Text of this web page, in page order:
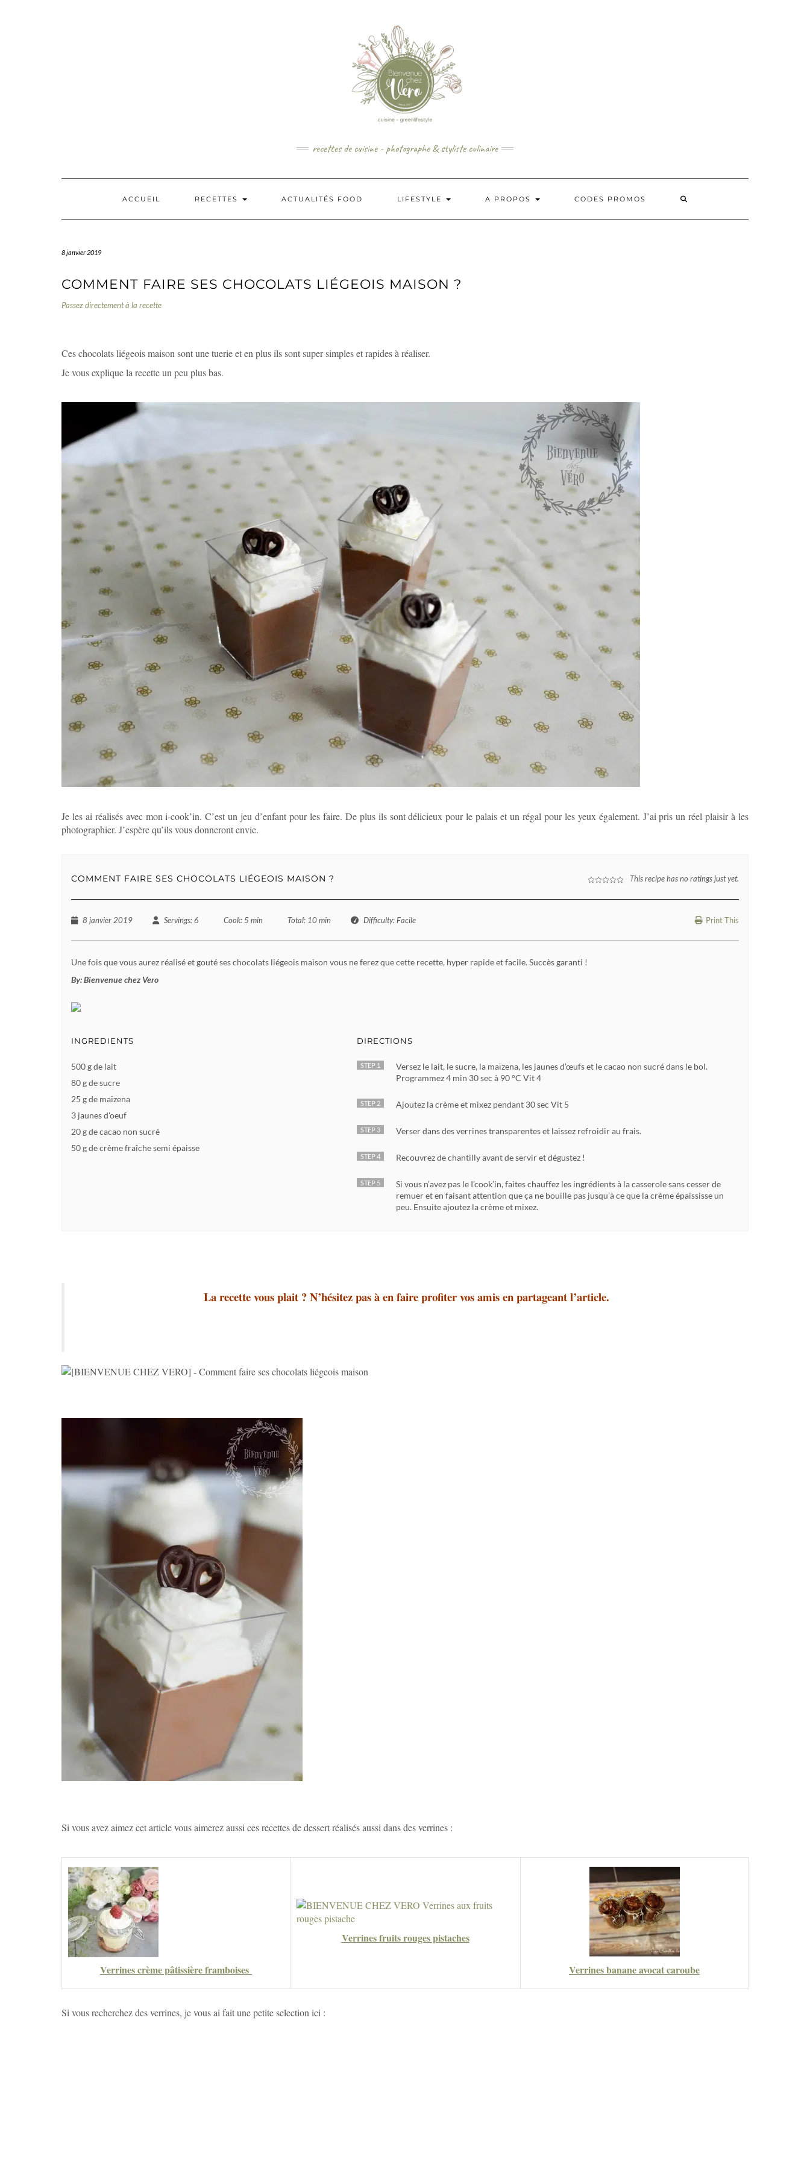
recettes de cuisine - photographe & styliste culinaire
ACCUEIL RECETTES ACTUALITÉS FOOD LIFESTYLE A PROPOS CODES PROMOS
8 janvier 2019
COMMENT FAIRE SES CHOCOLATS LIÉGEOIS MAISON ?
Passez directement à la recette
Ces chocolats liégeois maison sont une tuerie et en plus ils sont super simples et rapides à réaliser.
Je vous explique la recette un peu plus bas.
Je les ai réalisés avec mon i-cook’in. C’est un jeu d’enfant pour les faire. De plus ils sont délicieux pour le palais et un régal pour les yeux également. J’ai pris un réel plaisir à les
photographier. J’espère qu’ils vous donneront envie.
This recipe has no ratings just yet.
COMMENT FAIRE SES CHOCOLATS LIÉGEOIS MAISON ?
8 janvier 2019 Servings: 6 Cook: 5 min Total: 10 min Difficulty: Facile Print This
Une fois que vous aurez réalisé et gouté ses chocolats liégeois maison vous ne ferez que cette recette, hyper rapide et facile. Succès garanti !
By:Bienvenue chez Vero
INGREDIENTS
500 g de lait
80 g de sucre
25 g de maïzena
3 jaunes d'oeuf
20 g de cacao non sucré
50 g de crème fraîche semi épaisse
DIRECTIONS
STEP 1
Versez le lait, le sucre, la maïzena, les jaunes d’œufs et le cacao non sucré dans le bol.
Programmez 4 min 30 sec à 90 °C Vit 4
STEP 2 Ajoutez la crème et mixez pendant 30 sec Vit 5
STEP 3 Verser dans des verrines transparentes et laissez refroidir au frais.
STEP 4 Recouvrez de chantilly avant de servir et dégustez !
STEP 5
Si vous n’avez pas le I’cook’in, faites chauffez les ingrédients à la casserole sans cesser de
remuer et en faisant attention que ça ne bouille pas jusqu’à ce que la crème épaississe un
peu. Ensuite ajoutez la crème et mixez.
La recette vous plait ? N’hésitez pas à en faire profiter vos amis en partageant l’article.
Si vous avez aimez cet article vous aimerez aussi ces recettes de dessert réalisés aussi dans des verrines :
Verrines crème pâtissière framboises
Verrines fruits rouges pistaches
Verrines banane avocat caroube
Si vous recherchez des verrines, je vous ai fait une petite selection ici :